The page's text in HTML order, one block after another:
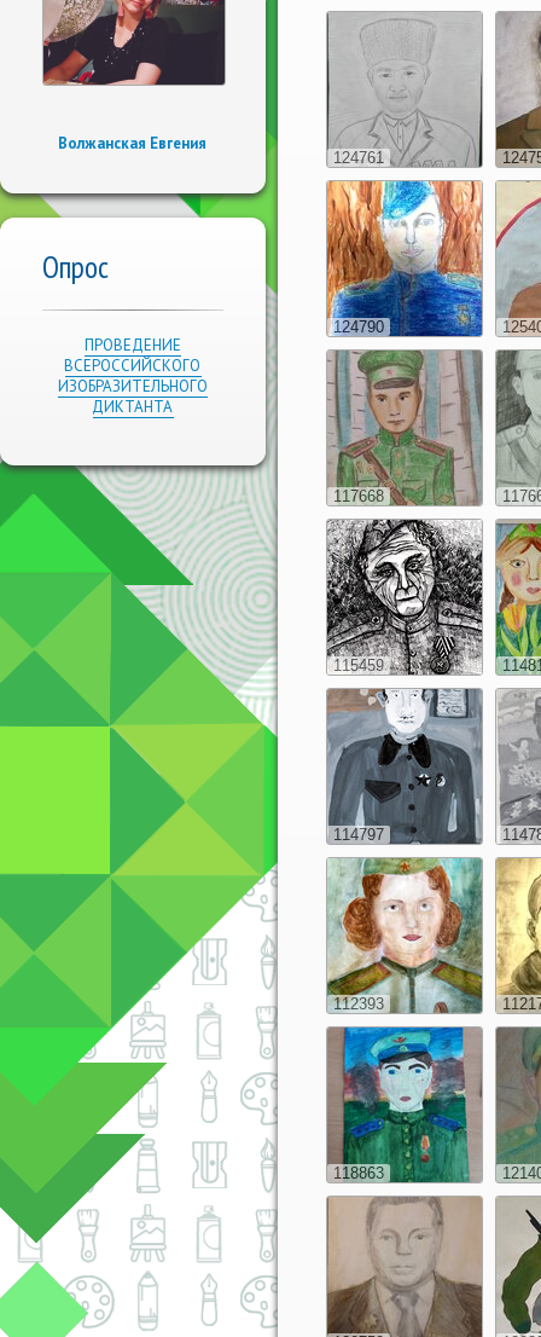
Волжанская Евгения
Опрос
ПРОВЕДЕНИЕ
ВСЕРОССИЙСКОГО
ИЗОБРАЗИТЕЛЬНОГО
ДИКТАНТА
124761
124790
117668
115459
114797
112393
118863